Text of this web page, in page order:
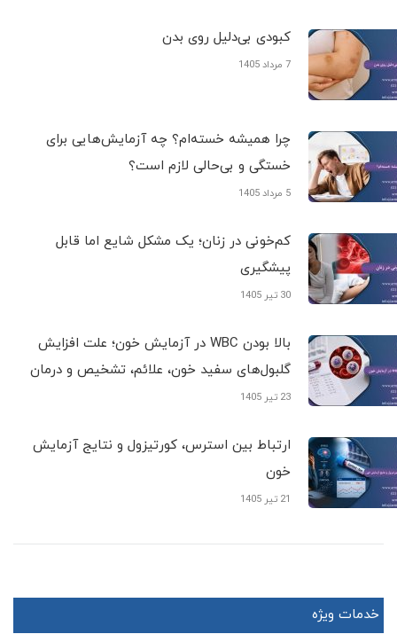
کبودی‌ بی‌دلیل روی بدن
7 مرداد 1405
چرا همیشه خسته‌ام؟ چه آزمایش‌هایی برای
خستگی و بی‌حالی لازم است؟
5 مرداد 1405
کم‌خونی در زنان؛ یک مشکل شایع اما قابل
پیشگیری
30 تیر 1405
بالا بودن WBC در آزمایش خون؛ علت افزایش
گلبول‌های سفید خون، علائم، تشخیص و درمان
23 تیر 1405
ارتباط بین استرس، کورتیزول و نتایج آزمایش
خون
21 تیر 1405
خدمات ویژه